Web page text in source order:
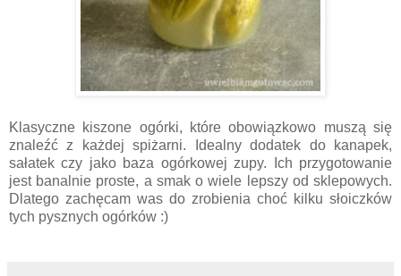
Klasyczne kiszone ogórki, które obowiązkowo muszą się
znaleźć z każdej spiżarni. Idealny dodatek do kanapek,
sałatek czy jako baza ogórkowej zupy. Ich przygotowanie
jest banalnie proste, a smak o wiele lepszy od sklepowych.
Dlatego zachęcam was do zrobienia choć kilku słoiczków
tych pysznych ogórków :)